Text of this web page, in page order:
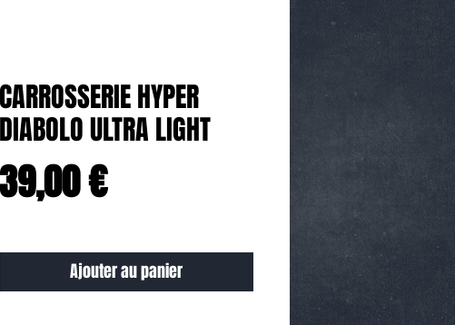
CARROSSERIE HYPER
DIABOLO ULTRA LIGHT
39,00 €Prix
Ajouter au panier